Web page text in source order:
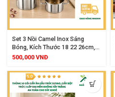
Set 3 Nồi Camel Inox Sáng
Bóng, Kích Thước 18 22 26cm,
Dùng Được Mọi Loại Bếp
500,000 VNĐ